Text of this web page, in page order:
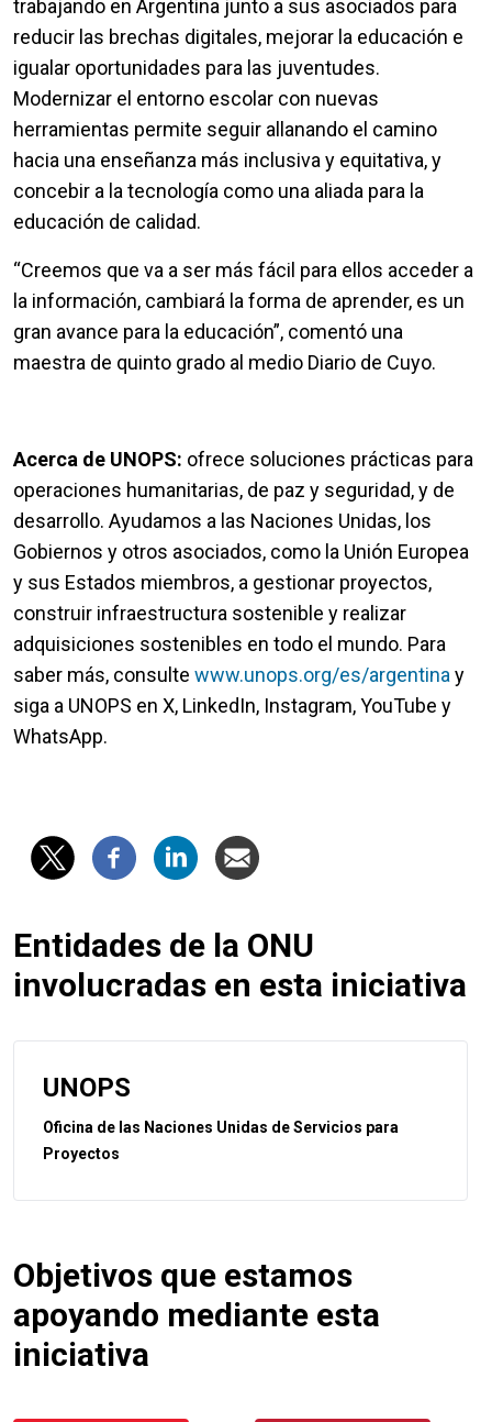
trabajando en Argentina junto a sus asociados para
reducir las brechas digitales, mejorar la educación e
igualar oportunidades para las juventudes.
Modernizar el entorno escolar con nuevas
herramientas permite seguir allanando el camino
hacia una enseñanza más inclusiva y equitativa, y
concebir a la tecnología como una aliada para la
educación de calidad.
“Creemos que va a ser más fácil para ellos acceder a
la información, cambiará la forma de aprender, es un
gran avance para la educación”, comentó una
maestra de quinto grado al medio Diario de Cuyo.
Acerca de UNOPS: ofrece soluciones prácticas para
operaciones humanitarias, de paz y seguridad, y de
desarrollo. Ayudamos a las Naciones Unidas, los
Gobiernos y otros asociados, como la Unión Europea
y sus Estados miembros, a gestionar proyectos,
construir infraestructura sostenible y realizar
adquisiciones sostenibles en todo el mundo. Para
saber más, consulte www.unops.org/es/argentina y
siga a UNOPS en X, LinkedIn, Instagram, YouTube y
WhatsApp.
Entidades de la ONU
involucradas en esta iniciativa
UNOPS
Oficina de las Naciones Unidas de Servicios para
Proyectos
Objetivos que estamos
apoyando mediante esta
iniciativa